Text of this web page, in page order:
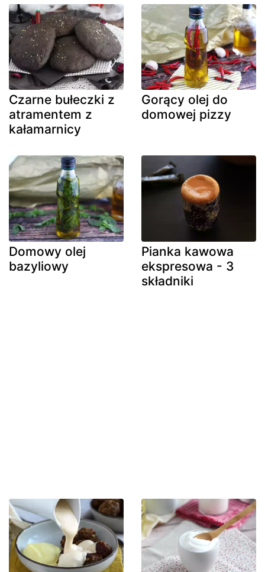
Czarne bułeczki z
atramentem z
kałamarnicy
Gorący olej do
domowej pizzy
Domowy olej
bazyliowy
Pianka kawowa
ekspresowa - 3
składniki